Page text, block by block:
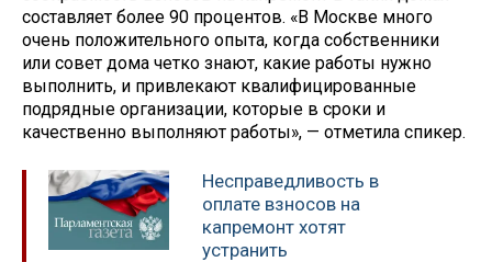
составляет более 90 процентов. «В Москве много
очень положительного опыта, когда собственники
или совет дома четко знают, какие работы нужно
выполнить, и привлекают квалифицированные
подрядные организации, которые в сроки и
качественно выполняют работы», — отметила спикер.
Несправедливость в
оплате взносов на
капремонт хотят
устранить